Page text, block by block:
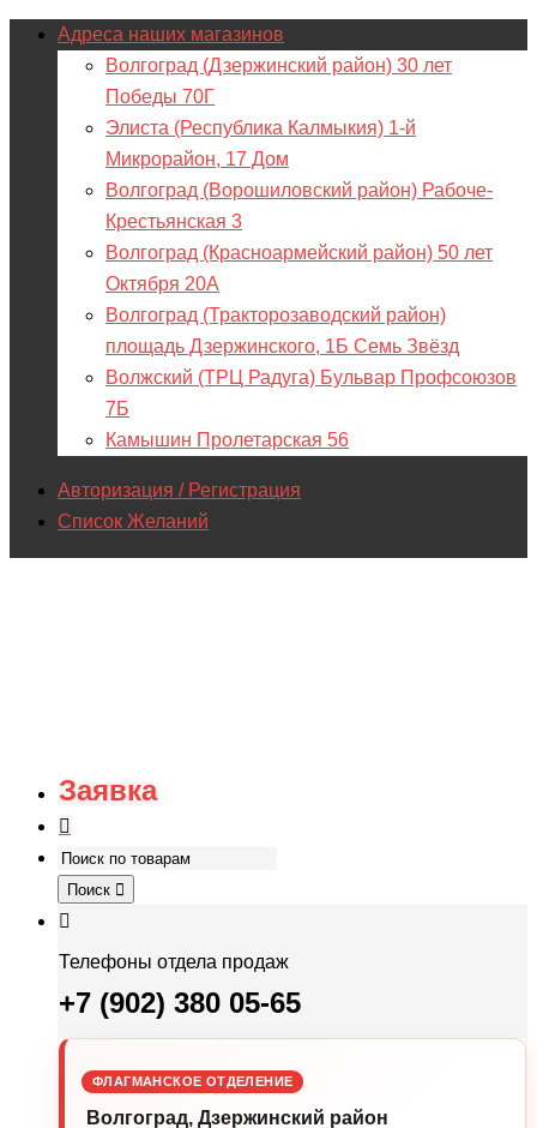
Адреса наших магазинов
Волгоград (Дзержинский район) 30 лет
Победы 70Г
Элиста (Республика Калмыкия) 1-й
Микрорайон, 17 Дом
Волгоград (Ворошиловский район) Рабоче-
Крестьянская 3
Волгоград (Красноармейский район) 50 лет
Октября 20А
Волгоград (Тракторозаводский район)
площадь Дзержинского, 1Б Семь Звёзд
Волжский (ТРЦ Радуга) Бульвар Профсоюзов
7Б
Камышин Пролетарская 56
Авторизация / Регистрация
Список Желаний
Заявка
Поиск
Телефоны отдела продаж
+7 (902) 380 05-65
ФЛАГМАНСКОЕ ОТДЕЛЕНИЕ
Волгоград, Дзержинский район